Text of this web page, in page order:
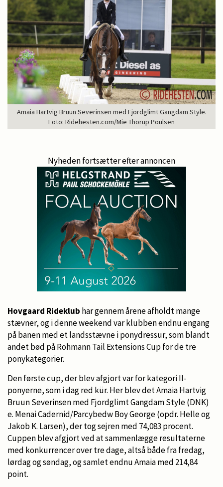
Amaia Hartvig Bruun Severinsen med Fjordglimt Gangdam Style.
Foto: Ridehesten.com/Mie Thorup Poulsen
Nyheden fortsætter efter annoncen
Hovgaard Rideklub har gennem årene afholdt mange
stævner, og i denne weekend var klubben endnu engang
på banen med et landsstævne i ponydressur, som blandt
andet bød på Rohmann Tail Extensions Cup for de tre
ponykategorier.
Den første cup, der blev afgjort var for kategori II-
ponyerne, som i dag red kür. Her blev det Amaia Hartvig
Bruun Severinsen med Fjordglimt Gangdam Style (DNK)
e. Menai Cadernid/Parcybedw Boy George (opdr. Helle og
Jakob K. Larsen), der tog sejren med 74,083 procent.
Cuppen blev afgjort ved at sammenlægge resultaterne
med konkurrencer over tre dage, altså både fra fredag,
lørdag og søndag, og samlet endnu Amaia med 214,84
point.